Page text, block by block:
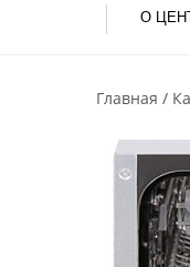
О
Главная